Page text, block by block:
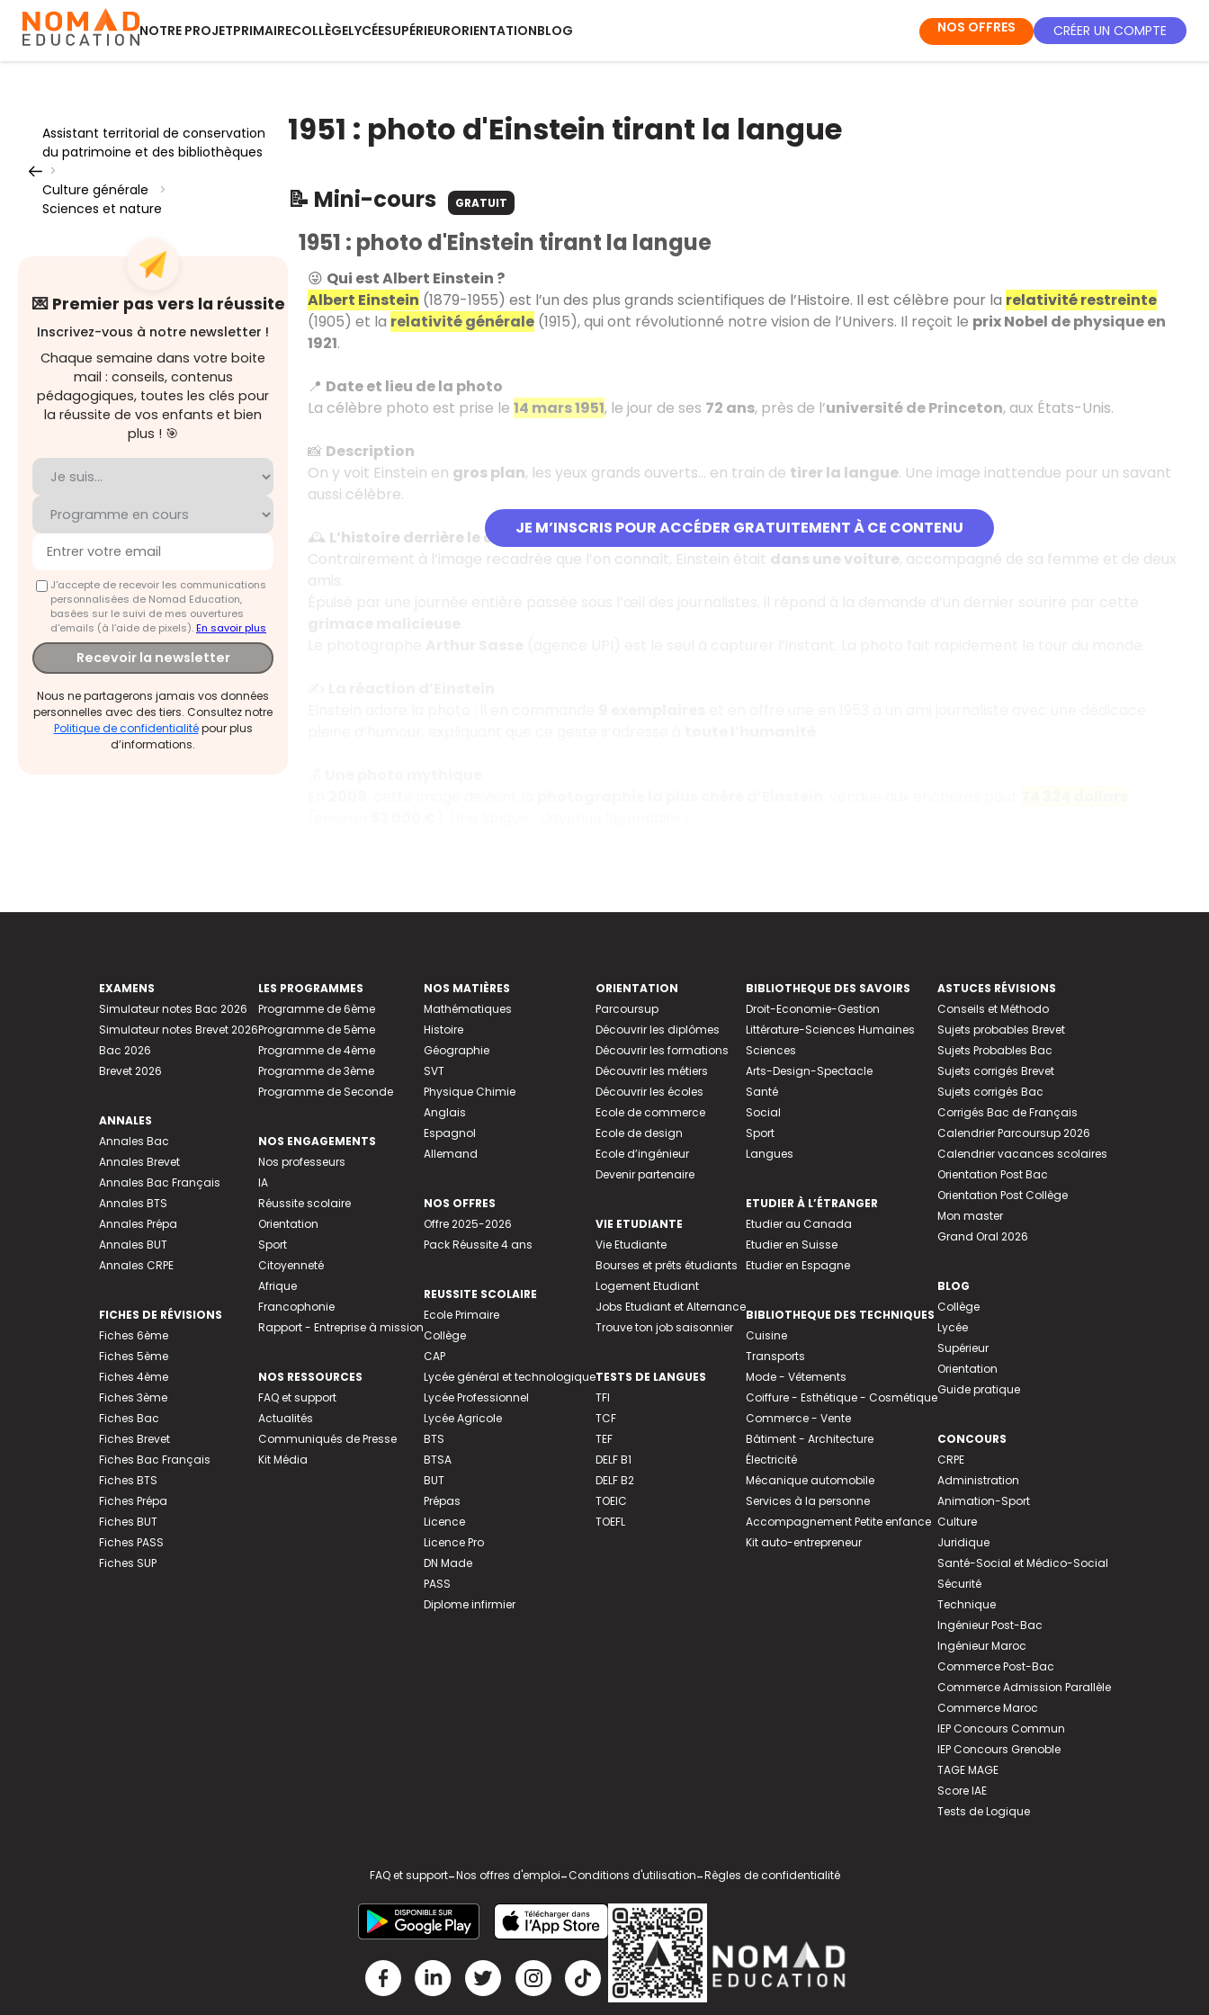
NOTRE PROJETPRIMAIRECOLLÈGELYCÉESUPÉRIEURORIENTATIONBLOG NOS OFFRES CRÉER UN COMPTE
Assistant territorial de conservation
du patrimoine et des bibliothèques
>
Culture générale
>
Sciences et nature
💌 Premier pas vers la réussite
Inscrivez-vous à notre newsletter !
Chaque semaine dans votre boite
mail : conseils, contenus
pédagogiques, toutes les clés pour
la réussite de vos enfants et bien
plus ! 🎯
J'accepte de recevoir les communications
personnalisées de Nomad Education,
basées sur le suivi de mes ouvertures
d'emails (à l’aide de pixels).En savoir plus
Recevoir la newsletter
Nous ne partagerons jamais vos données
personnelles avec des tiers. Consultez notre
Politique de confidentialitépour plus
d’informations.
1951 : photo d'Einstein tirant la langue
📝 Mini-cours GRATUIT
JE M’INSCRIS POUR ACCÉDER GRATUITEMENT À CE CONTENU
1951 : photo d'Einstein tirant la langue
😜 Qui est Albert Einstein ?
Albert Einstein (1879-1955) est l’un des plus grands scientifiques de l’Histoire. Il est célèbre pour la relativité restreinte
(1905) et la relativité générale(1915), qui ont révolutionné notre vision de l’Univers. Il reçoit le prix Nobel de physique en
1921.
📍 Date et lieu de la photo
La célèbre photo est prise le 14 mars 1951, le jour de ses 72 ans, près de l’université de Princeton, aux États-Unis.
📸 Description
On y voit Einstein en gros plan, les yeux grands ouverts… en train de tirer la langue. Une image inattendue pour un savant
aussi célèbre.
🕰️ L’histoire derrière le cliché
Contrairement à l’image recadrée que l’on connaît, Einstein était dans une voiture, accompagné de sa femme et de deux
amis.
EXAMENS
Simulateur notes Bac 2026
Simulateur notes Brevet 2026
Bac 2026
Brevet 2026
ANNALES
Annales Bac
Annales Brevet
Annales Bac Français
Annales BTS
Annales Prépa
Annales BUT
Annales CRPE
FICHES DE RÉVISIONS
Fiches 6ème
Fiches 5ème
Fiches 4ème
Fiches 3ème
Fiches Bac
Fiches Brevet
Fiches Bac Français
Fiches BTS
Fiches Prépa
Fiches BUT
Fiches PASS
Fiches SUP
LES PROGRAMMES
Programme de 6ème
Programme de 5ème
Programme de 4ème
Programme de 3ème
Programme de Seconde
NOS ENGAGEMENTS
Nos professeurs
IA
Réussite scolaire
Orientation
Sport
Citoyenneté
Afrique
Francophonie
Rapport - Entreprise à mission
NOS RESSOURCES
FAQ et support
Actualités
Communiqués de Presse
Kit Média
NOS MATIÈRES
Mathématiques
Histoire
Géographie
SVT
Physique Chimie
Anglais
Espagnol
Allemand
NOS OFFRES
Offre 2025-2026
Pack Réussite 4 ans
REUSSITE SCOLAIRE
Ecole Primaire
Collège
CAP
Lycée général et technologique
Lycée Professionnel
Lycée Agricole
BTS
BTSA
BUT
Prépas
Licence
Licence Pro
DN Made
PASS
Diplome infirmier
ORIENTATION
Parcoursup
Découvrir les diplômes
Découvrir les formations
Découvrir les métiers
Découvrir les écoles
Ecole de commerce
Ecole de design
Ecole d’ingénieur
Devenir partenaire
VIE ETUDIANTE
Vie Etudiante
Bourses et prêts étudiants
Logement Etudiant
Jobs Etudiant et Alternance
Trouve ton job saisonnier
TESTS DE LANGUES
TFI
TCF
TEF
DELF B1
DELF B2
TOEIC
TOEFL
BIBLIOTHEQUE DES SAVOIRS
Droit-Economie-Gestion
Littérature-Sciences Humaines
Sciences
Arts-Design-Spectacle
Santé
Social
Sport
Langues
ETUDIER À L’ÉTRANGER
Etudier au Canada
Etudier en Suisse
Etudier en Espagne
BIBLIOTHEQUE DES TECHNIQUES
Cuisine
Transports
Mode - Vêtements
Coiffure - Esthétique - Cosmétique
Commerce - Vente
Bâtiment - Architecture
Électricité
Mécanique automobile
Services à la personne
Accompagnement Petite enfance
Kit auto-entrepreneur
ASTUCES RÉVISIONS
Conseils et Méthodo
Sujets probables Brevet
Sujets Probables Bac
Sujets corrigés Brevet
Sujets corrigés Bac
Corrigés Bac de Français
Calendrier Parcoursup 2026
Calendrier vacances scolaires
Orientation Post Bac
Orientation Post Collège
Mon master
Grand Oral 2026
BLOG
Collège
Lycée
Supérieur
Orientation
Guide pratique
CONCOURS
CRPE
Administration
Animation-Sport
Culture
Juridique
Santé-Social et Médico-Social
Sécurité
Technique
Ingénieur Post-Bac
Ingénieur Maroc
Commerce Post-Bac
Commerce Admission Parallèle
Commerce Maroc
IEP Concours Commun
IEP Concours Grenoble
TAGE MAGE
Score IAE
Tests de Logique
FAQ et support-Nos offres d'emploi-Conditions d'utilisation-Règles de confidentialité